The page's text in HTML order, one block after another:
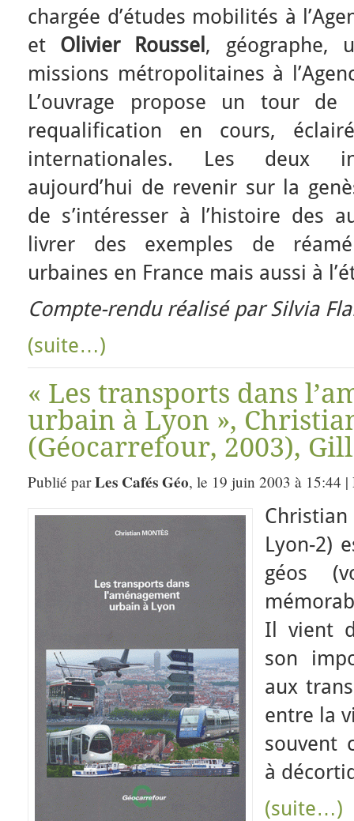
chargée d’études mobilités à
et Olivier Roussel , géographe,
missions métropolitaines à
L’ouvrage propose un tour
requalification en cours,
internationales. Les deux
aujourd’hui de revenir sur la
de s’intéresser à l’histoire des
livrer des exemples de
urbaines en France mais aussi à
Compte-rendu réalisé par Silvia
(suite…)
« Les transports dans
urbain à Lyon »,
(Géocarrefour, 2003),
Publié parLes Cafés Géo, le 19 juin 2003 à 15:44
Lyon-2)
géos
Il vient
son
aux
entre la
souvent
à
(suite…)